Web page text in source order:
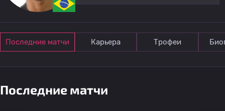
Последние матчи Карьера Трофеи
Последние матчи